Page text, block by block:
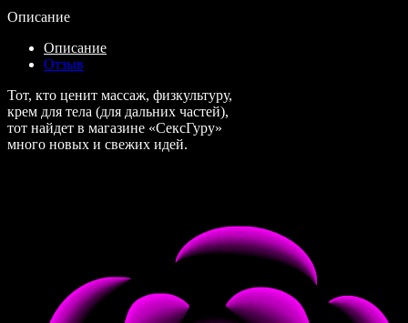
Описание
Описание
Отзыв
Тот, кто ценит массаж, физкультуру,
крем для тела (для дальних частей),
тот найдет в магазине «СексГуру»
много новых и свежих идей.